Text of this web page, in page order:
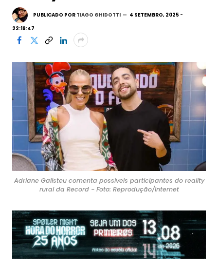
PUBLICADO POR TIAGO GHIDOTTI
4 SETEMBRO, 2025 -
22:19:47
Adriane Galisteu comenta possíveis participantes do reality
rural da Record - Foto: Reprodução/Internet